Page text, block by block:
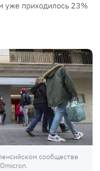
уже приходилось 23%
сообществе